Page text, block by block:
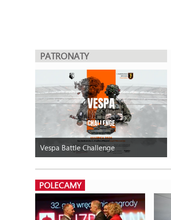
PATRONATY
Vespa Battle Challenge
POLECAMY